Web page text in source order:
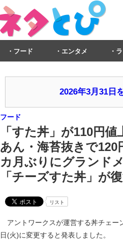
フード エンタメ
2026年3月31日
フード
「すた丼」が110円
あん・海苔抜きで
カ月ぶりにグランド
「チーズすた丼」が
リスト
アントワークスが運営する丼チェー
日(火)に変更すると発表しました。